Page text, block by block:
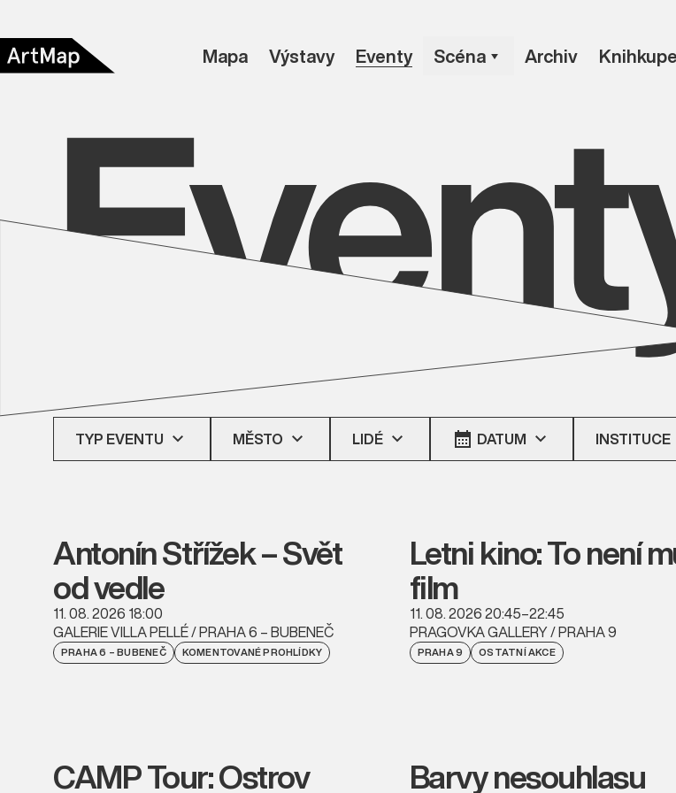
Mapa Výstavy Eventy Scéna Archiv
TYP EVENTU MĚSTO LIDÉ DATUM INSTITUCE
Antonín Střížek – Svět
od vedle
11. 08. 2026 18:00
GALERIE VILLA PELLÉ / PRAHA 6 – BUBENEČ
PRAHA 6 – BUBENEČ KOMENTOVANÉ PROHLÍDKY
Letni kino: To není
film
11. 08. 2026 20:45–22:45
PRAGOVKA GALLERY / PRAHA 9
PRAHA 9 OSTATNÍ AKCE
CAMP Tour: Ostrov Barvy nesouhlasu